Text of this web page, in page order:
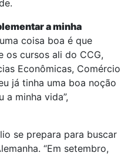
a minha
coisa boa é que
os cursos ali do CCG,
Econômicas, Comércio
já tinha uma boa noção
minha vida”,
se prepara para buscar
“Em setembro,